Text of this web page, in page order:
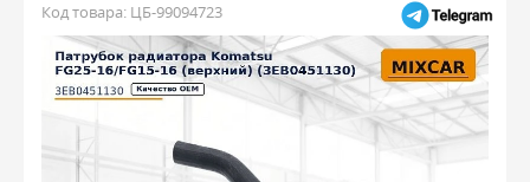
Код товара: ЦБ-99094723